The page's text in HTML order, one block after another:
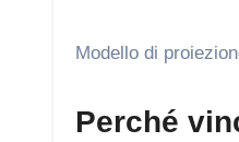
Modello di
Perché